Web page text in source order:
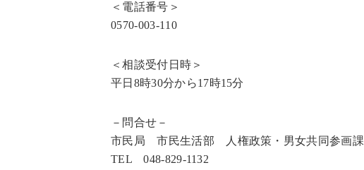
＜電話番号＞
0570-003-110
＜相談受付日時＞
平日8時30分から17時15分
－問合せ－
市民局 市民生活部 人権政策・男女共同参画
TEL 048-829-1132